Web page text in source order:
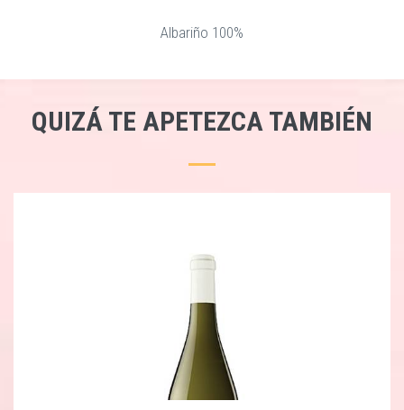
Albariño 100%
QUIZÁ TE APETEZCA TAMBIÉN